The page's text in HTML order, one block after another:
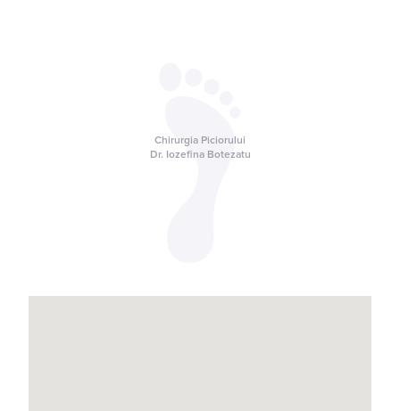
Chirurgia Piciorului
Dr. Iozefina Botezatu